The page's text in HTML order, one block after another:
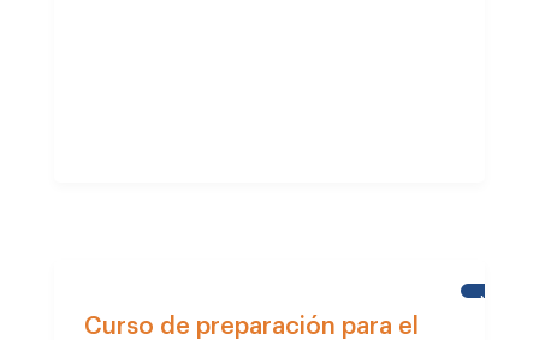
Curso de preparación para el